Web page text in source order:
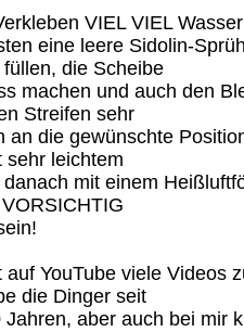
VIEL VIEL
eine leere Sidolin-
füllen, die Scheibe
machen und auch den
Streifen sehr
an die gewünschte
sehr leichtem
danach mit einem
auf YouTube viele Videos
die Dinger seit
Jahren, aber auch bei mir